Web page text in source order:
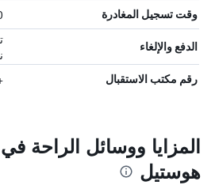
وقت تسجيل المغادرة
الدفع والإلغاء
رقم مكتب الاستقبال 1773
المزايا ووسائل الراحة
هوستيل